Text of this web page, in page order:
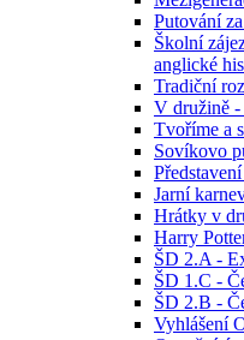
Putování
Školní
anglické
Tradiční
V družině
Tvoříme a
Sovíkovo
Jarní
Hrátky v
Harry
ŠD 2.A -
ŠD 1.C -
ŠD 2.B -
Vyhlášení